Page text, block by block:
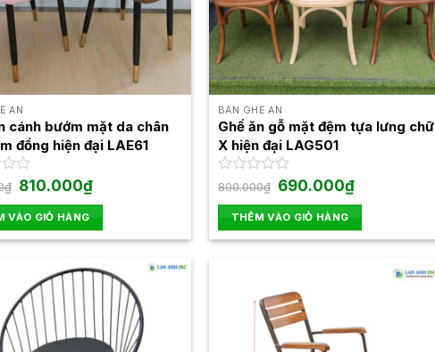
ĂN
cánh bướm mặt da chân
đồng hiện đại LAE61
₫ Giá
gốc
là:
900.000₫.
810.000₫Giá
hiện
tại
là:
810.000₫.
VÀO GIỎ HÀNG
BÀN GHẾ ĂN
Ghế ăn gỗ mặt đệm tựa lưng chữ
X hiện đại LAG501
Được
hạng
0
5
800.000₫ Giá
gốc
là:
800.000₫.
690.000₫Giá
hiện
tại
là:
690.000₫.
THÊM VÀO GIỎ HÀNG